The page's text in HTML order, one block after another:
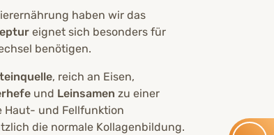
haben wir das
eignet sich besonders für
benötigen.
, reich an Eisen,
und Leinsamen zu einer
Haut- und Fellfunktion
die normale Kollagenbildung.